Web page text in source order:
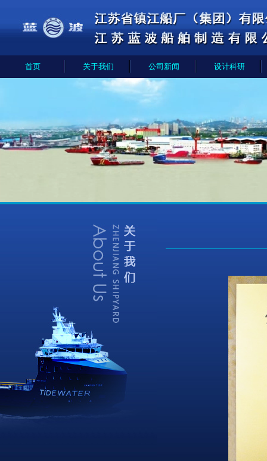
首页 关于我们 公司新闻 设计科研